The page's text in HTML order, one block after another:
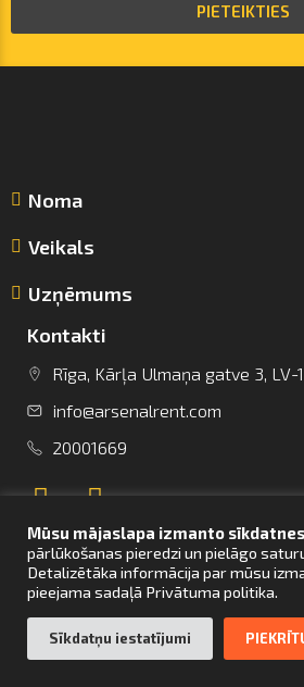
info@arsenalrent.com
Lietuva Latvija
PIETEIKTIES
Noma
Veikals
Uzņēmums
Kontakti
Rīga, Kārļa Ulmaņa gatve 3, LV-
info@arsenalrent.com
20001669
UZ SĀKUMU
© Arsenal Tehnikas noma 2021. Visas
izstrāde –
Mūsu mājaslapa izmanto
pārlūkošanas pieredzi un pielāgo
Detalizētāka informācija par mūsu
pieejama sadaļā Privātuma politika.
Sīkdatņu iestatījumi